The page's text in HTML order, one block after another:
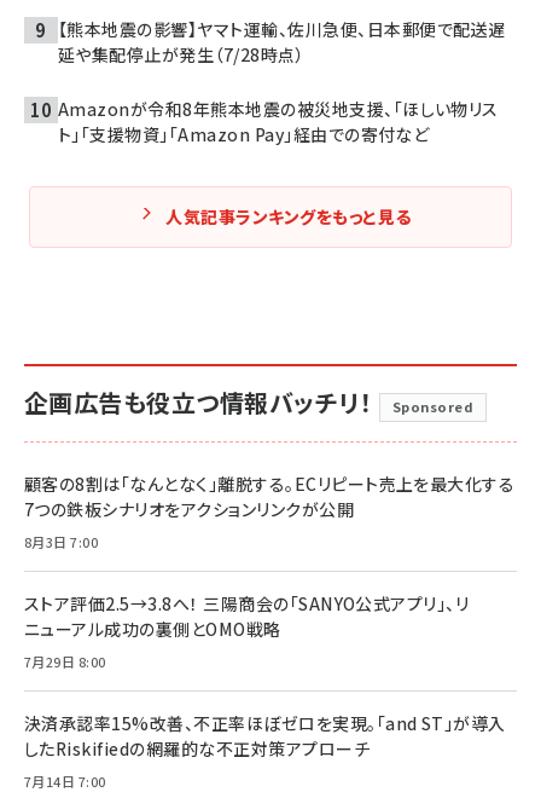
【熊本地震の影響】ヤマト運輸、佐川急便、日本郵便で配送遅
延や集配停止が発生（7/28時点）
Amazonが令和8年熊本地震の被災地支援、「ほしい物リス
ト」「支援物資」「Amazon Pay」経由での寄付など
人気記事ランキングをもっと見る
企画広告も役立つ情報バッチリ！ Sponsored
顧客の8割は「なんとなく」離脱する。ECリピート売上を最大化する
7つの鉄板シナリオをアクションリンクが公開
8月3日 7:00
ストア評価2.5→3.8へ！ 三陽商会の「SANYO公式アプリ」、リ
ニューアル成功の裏側とOMO戦略
7月29日 8:00
決済承認率15%改善、不正率ほぼゼロを実現。「and ST」が導入
したRiskifiedの網羅的な不正対策アプローチ
7月14日 7:00